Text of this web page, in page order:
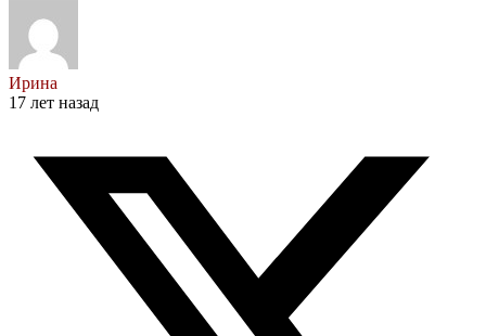
Ирина
17 лет назад